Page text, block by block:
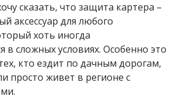
сказать, что защита картера –
аксессуар для любого
хоть иногда
в сложных условиях. Особенно это
кто ездит по дачным дорогам,
просто живет в регионе с